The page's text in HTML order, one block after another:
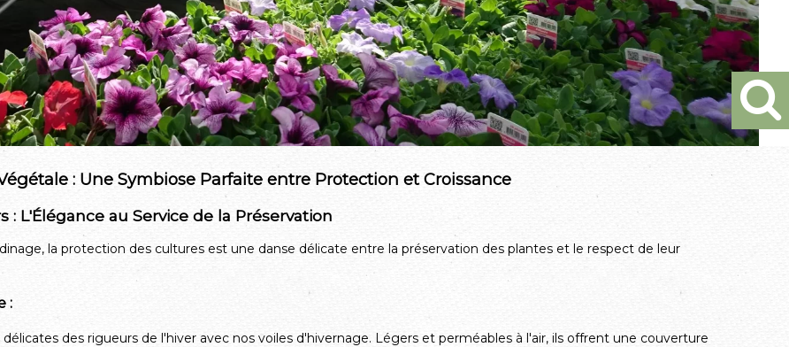
: Une Symbiose Parfaite entre Protection et Croissance
: L'Élégance au Service de la Préservation
la protection des cultures est une danse délicate entre la préservation des plantes et le respect de leur
:
des rigueurs de l'hiver avec nos voiles d'hivernage. Légers et perméables à l'air, ils offrent une couverture